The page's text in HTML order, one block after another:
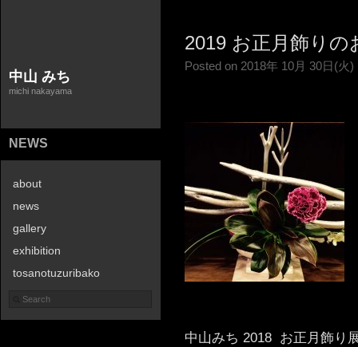
中山 みち
michi nakayama
NEWS
about
news
gallery
exhibition
tosanotuzuribako
contact
2019 お正月飾りの
Posted on 2018年 10月 30日(火)
中山みち 2018 お正月飾り